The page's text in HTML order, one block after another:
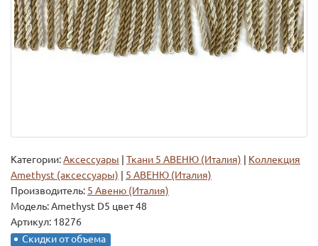
Категории:Аксессуары Ткани 5 АВЕНЮ (Италия)
Коллекция
Amethyst (аксессуары)
5 АВЕНЮ (Италия)
Производитель: 5 Авеню (Италия)
Модель:Amethyst D5 цвет 48
Артикул: 18276
Скидки от объема